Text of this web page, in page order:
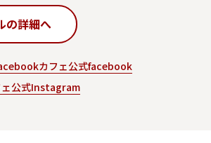
の詳細へ
カフェ公式facebook
ェ公式Instagram